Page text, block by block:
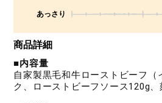
あっさり
商品詳細
■内容量
自家製黒毛和牛ローストビーフ（
ク、ローストビーフソース120g